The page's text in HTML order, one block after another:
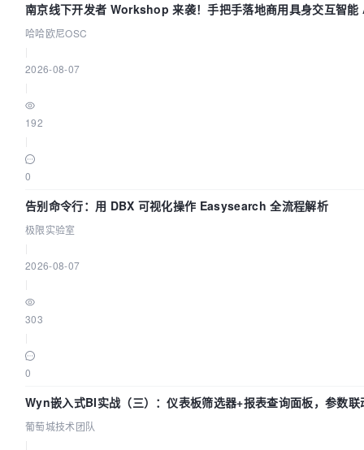
南京线下开发者 Workshop 来袭！手把手落地商用具身交互智
哈哈欧尼OSC
2026-08-07
192
0
告别命令行：用 DBX 可视化操作 Easysearch 全流程解析
极限实验室
2026-08-07
303
0
Wyn嵌入式BI实战（三）：仪表板筛选器+报表查询面板，参数联
葡萄城技术团队